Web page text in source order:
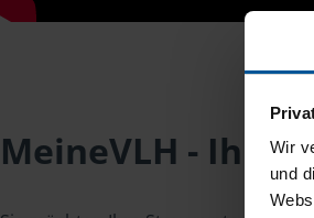
Wir
und
MeineVLH - Ihr